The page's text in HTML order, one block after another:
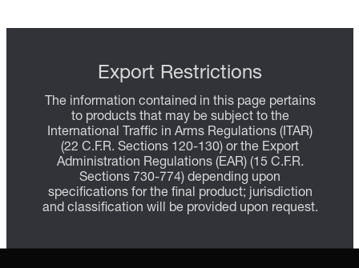
Export Restrictions
The information contained in this page pertains
to products that may be subject to the
International Traffic in Arms Regulations (ITAR)
(22 C.F.R. Sections 120-130) or the Export
Administration Regulations (EAR) (15 C.F.R.
Sections 730-774) depending upon
specifications for the final product; jurisdiction
and classification will be provided upon request.